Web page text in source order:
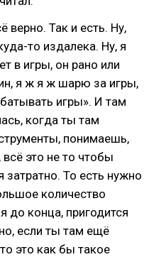
верно. Так и есть. Ну,
то издалека. Ну, я
в игры, он рано или
я ж я ж шарю за игры,
игры». И там
когда ты там
понимаешь,
всё это не то чтобы
затратно. То есть нужно
количество
до конца, пригодится
если ты там ещё
это как бы такое